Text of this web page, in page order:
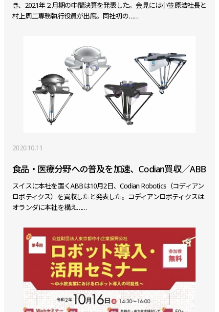
き、2021年２月期の中間決算を発表した。会見には小笠原浩社長と
村上周二専務執行役員が出席。同社初の……
2020.10.11
食品・医療分野への普及を加速、Codian買収／ABB
スイスに本社を置くABBは10月2日、Codian Robotics（コディアン
ロボティクス）を買収したと発表した。コディアンロボティクスは
オランダに本社を構え……